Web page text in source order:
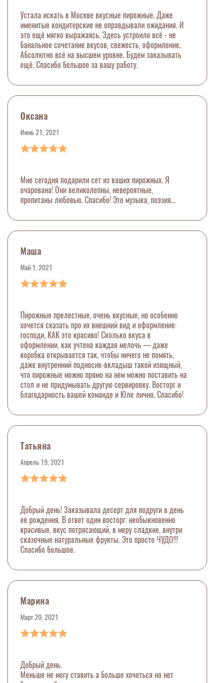
Устала искать в Москве вкусные пирожные. Даже
именитые кондитерские не оправдывали ожидания. И
это ещё мягко выражаясь. Здесь устроило всё - не
банальное сочетание вкусов, свежесть, оформление.
Абсолютно всё на высшем уровне. Будем заказывать
ещё. Спасибо большое за вашу работу.
Оксана
Июнь 21, 2021
Мне сегодня подарили сет из ваших пирожных. Я
очарована! Они великолепны, невероятные,
пропитаны любовью. Спасибо! Это музыка, поэзия...
Маша
Май 1, 2021
Пирожные прелестные, очень вкусные, но особенно
хочется сказать про их внешний вид и оформление:
господи, КАК это красиво! Сколько вкуса в
оформлении, как учтена каждая мелочь — даже
коробка открывается так, чтобы ничего не помять,
даже внутренний подносик-вкладыш такой изящный,
что пирожные можно прямо на нем можно поставить на
стол и не придумывать другую сервировку. Восторг и
благодарность вашей команде и Юле лично. Спасибо!
Татьяна
Апрель 19, 2021
Добрый день! Заказывала десерт для подруги в день
ее рождения. В ответ один восторг: необыкновенно
красивые, вкус потрясающий, в меру сладкие, внутри
сказочные натуральные фрукты. Это просто ЧУДО!!!
Спасибо большое.
Марина
Март 20, 2021
Добрый день.
Меньше не могу ставить а больше хочеться но нет